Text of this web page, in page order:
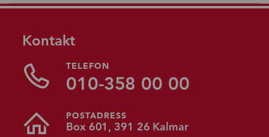
Kontakt
TELEFON
010-358 00 00
POSTADRESS
Box 601, 391 26 Kalmar